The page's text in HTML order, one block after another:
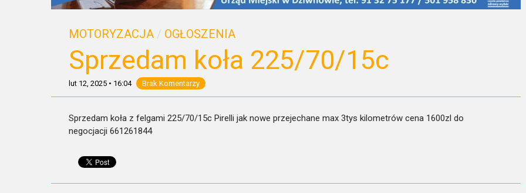
MOTORYZACJA / OGŁOSZENIA
Sprzedam koła 225/70/15c
lut 12, 2025 • 16:04 Brak Komentarzy
Sprzedam koła z felgami 225/70/15c Pirelli jak nowe przejechane max 3tys kilometrów cena 1600zl do
negocjacji 661261844